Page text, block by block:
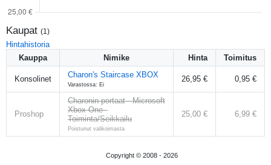
Kaupat (1 )
Hintahistoria
Kauppa
Nimike Hinta Toimitus
Konsolinet Charon's Staircase XBOX
Varastossa: Ei
26,95 € 0,95 €
Proshop
Charonin portaat - Microsoft
Xbox One -
Toiminta/Seikkailu
Poistunut valikoimasta
25,00 € 6,99 €
Copyright © 2008 - 2026